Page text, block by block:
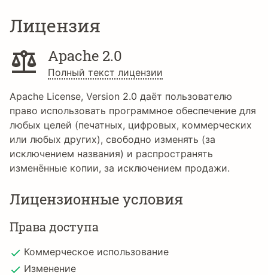
Лицензия
Apache 2.0
Полный текст лицензии
Apache License, Version 2.0 даёт пользователю
право использовать программное обеспечение для
любых целей (печатных, цифровых, коммерческих
или любых других), свободно изменять (за
исключением названия) и распространять
изменённые копии, за исключением продажи.
Лицензионные условия
Права доступа
Коммерческое использование
Изменение